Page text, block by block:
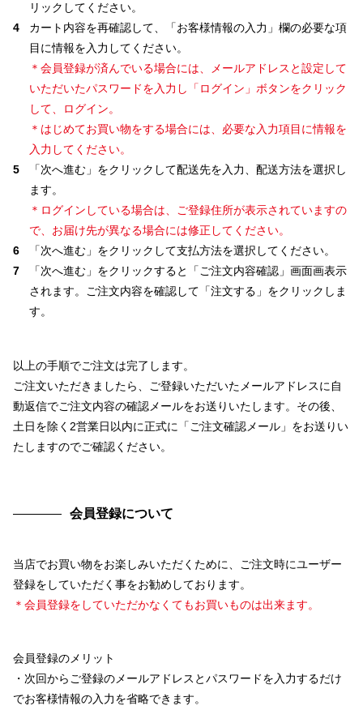
リックしてください。
4
カート内容を再確認して、「お客様情報の入力」欄の必要な項
目に情報を入力してください。
＊会員登録が済んでいる場合には、メールアドレスと設定して
いただいたパスワードを入力し「ログイン」ボタンをクリック
して、ログイン。
＊はじめてお買い物をする場合には、必要な入力項目に情報を
入力してください。
5
「次へ進む」をクリックして配送先を入力、配送方法を選択し
ます。
＊ログインしている場合は、ご登録住所が表示されていますの
で、お届け先が異なる場合には修正してください。
6
「次へ進む」をクリックして支払方法を選択してください。
7
「次へ進む」をクリックすると「ご注文内容確認」画面画表示
されます。ご注文内容を確認して「注文する」をクリックしま
す。
以上の手順でご注文は完了します。
ご注文いただきましたら、ご登録いただいたメールアドレスに自
動返信でご注文内容の確認メールをお送りいたします。その後、
土日を除く2営業日以内に正式に「ご注文確認メール」をお送りい
たしますのでご確認ください。
会員登録について
当店でお買い物をお楽しみいただくために、ご注文時にユーザー
登録をしていただく事をお勧めしております。
＊会員登録をしていただかなくてもお買いものは出来ます。
会員登録のメリット
・次回からご登録のメールアドレスとパスワードを入力するだけ
でお客様情報の入力を省略できます。